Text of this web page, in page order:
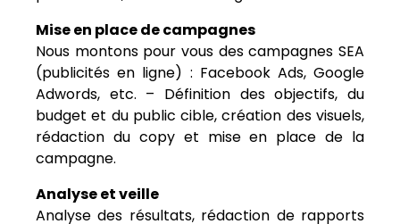
Mise en place de campagnes
Nous montons pour vous des campagnes SEA
(publicités en ligne) : Facebook Ads, Google
Adwords, etc. – Définition des objectifs, du
budget et du public cible, création des visuels,
rédaction du copy et mise en place de la
campagne.
Analyse et veille
Analyse des résultats, rédaction de rapports